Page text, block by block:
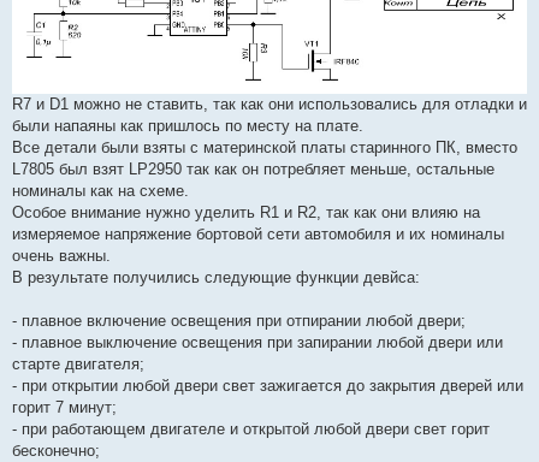
R7 и D1 можно не ставить, так как они использовались для отладки и
были напаяны как пришлось по месту на плате.
Все детали были взяты с материнской платы старинного ПК, вместо
L7805 был взят LP2950 так как он потребляет меньше, остальные
номиналы как на схеме.
Особое внимание нужно уделить R1 и R2, так как они влияю на
измеряемое напряжение бортовой сети автомобиля и их номиналы
очень важны.
В результате получились следующие функции девйса:
- плавное включение освещения при отпирании любой двери;
- плавное выключение освещения при запирании любой двери или
старте двигателя;
- при открытии любой двери свет зажигается до закрытия дверей или
горит 7 минут;
- при работающем двигателе и открытой любой двери свет горит
бесконечно;